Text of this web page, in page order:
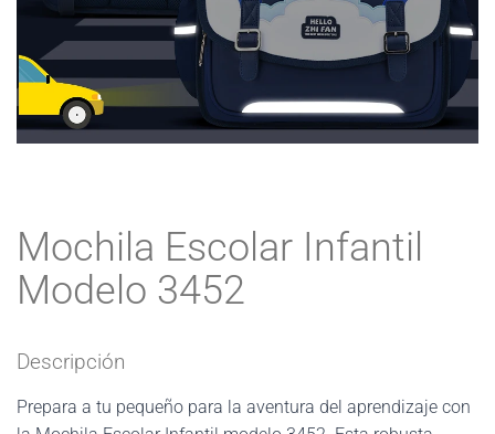
Mochila Escolar Infantil
Modelo 3452
Descripción
Prepara a tu pequeño para la aventura del aprendizaje con